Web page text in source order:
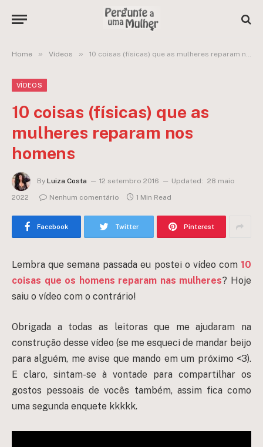
Home » Vídeos » 10 coisas (físicas) que as mulheres reparam nos homens
VÍDEOS
10 coisas (físicas) que as
mulheres reparam nos
homens
By Luiza Costa 12 setembro 2016 Updated: 28 maio
2022
Nenhum comentário 1 Min Read
Facebook Twitter Pinterest
Lembra que semana passada eu postei o vídeo com 10
coisas que os homens reparam nas mulheres? Hoje
saiu o vídeo com o contrário!
Obrigada a todas as leitoras que me ajudaram na
construção desse vídeo (se me esqueci de mandar beijo
para alguém, me avise que mando em um próximo <3).
E claro, sintam-se à vontade para compartilhar os
gostos pessoais de vocês também, assim fica como
uma segunda enquete kkkkk.